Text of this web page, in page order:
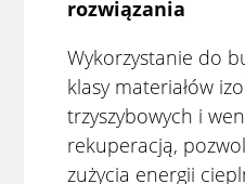
rozwiązania
Wykorzystanie do
klasy materiałów
trzyszybowych i
rekuperacją,
zużycia energii